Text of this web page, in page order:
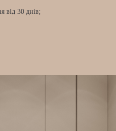
від 30 днів;